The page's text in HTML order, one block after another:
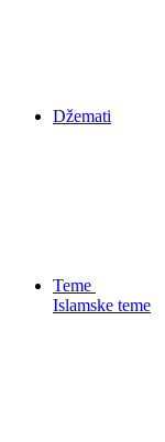
Džemati
Teme
Islamske teme